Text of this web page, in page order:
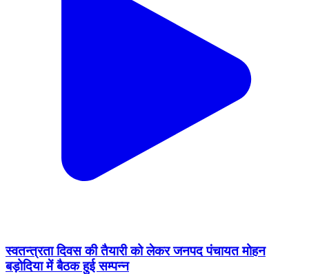
स्वतन्त्रता दिवस की तैयारी को लेकर जनपद पंचायत मोहन
बड़ोदिया में बैठक हुई सम्पन्न